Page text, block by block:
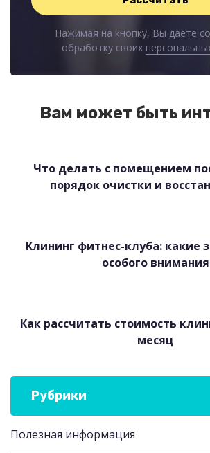
Нажимая на кнопку, Вы даете
обработку своих
Вам может быть
Что делать с помещением
порядок очистки и
Клининг фитнес-клуба: какие
особого внимания
Как рассчитать стоимость
месяц
Рубрики
Полезная информация